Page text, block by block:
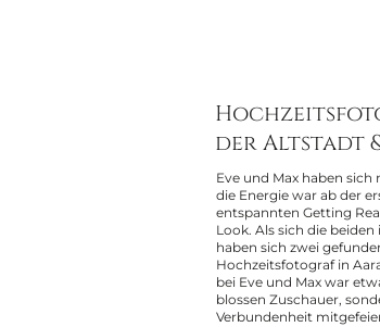
der Altstadt
Eve und Max haben
die Energie war ab der
entspannten Getting
Look. Als sich die
haben sich zwei
Hochzeitsfotograf in
bei Eve und Max war
blossen Zuschauer,
Verbundenheit